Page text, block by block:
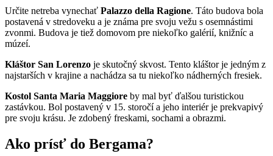
Určite netreba vynechať Palazzo della Ragione. Táto budova bola
postavená v stredoveku a je známa pre svoju vežu s osemnástimi
zvonmi. Budova je tiež domovom pre niekoľko galérií, knižníc a
múzeí.
Kláštor San Lorenzo je skutočný skvost. Tento kláštor je jedným z
najstarších v krajine a nachádza sa tu niekoľko nádherných fresiek.
Kostol Santa Maria Maggiore by mal byť ďalšou turistickou
zastávkou. Bol postavený v 15. storočí a jeho interiér je prekvapivý
pre svoju krásu. Je zdobený freskami, sochami a obrazmi.
Ako prísť do Bergama?